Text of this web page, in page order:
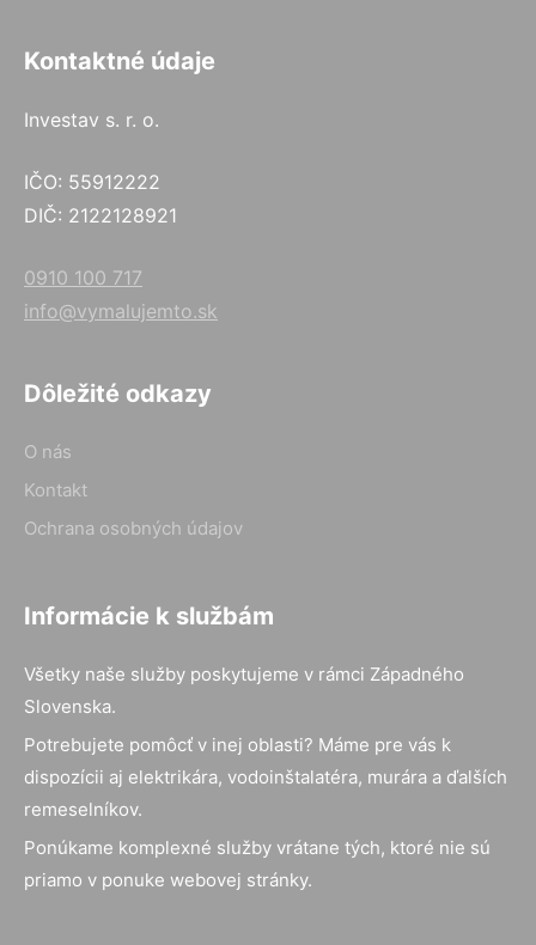
Kontaktné údaje
Investav s. r. o.
IČO: 55912222
DIČ: 2122128921
0910 100 717
info@vymalujemto.sk
Dôležité odkazy
O nás
Kontakt
Ochrana osobných údajov
Informácie k službám
Všetky naše služby poskytujeme v rámci Západného
Slovenska.
Potrebujete pomôcť v inej oblasti? Máme pre vás k
dispozícii aj elektrikára, vodoinštalatéra, murára a ďalších
remeselníkov.
Ponúkame komplexné služby vrátane tých, ktoré nie sú
priamo v ponuke webovej stránky.